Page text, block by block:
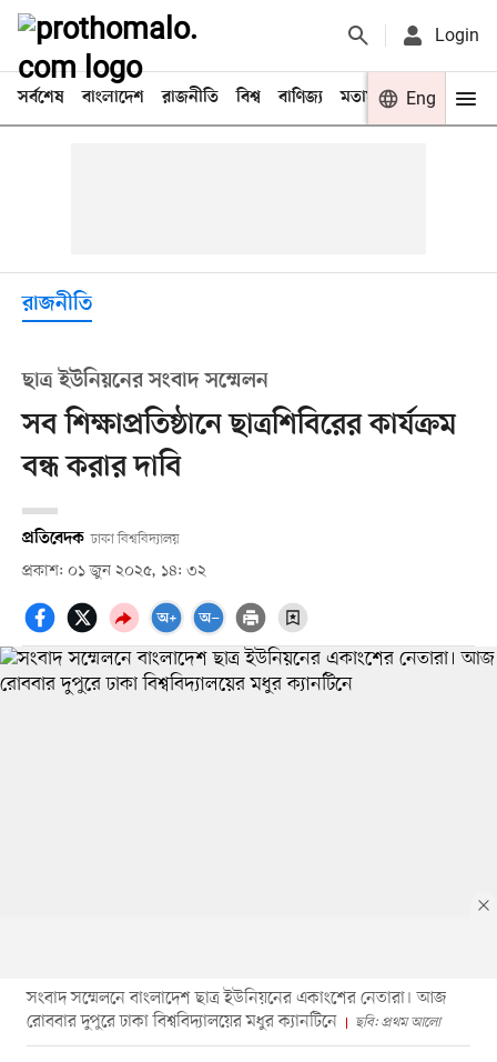
Login
সর্বশেষ বাংলাদেশ রাজনীতি বিশ্ব বাণিজ্য মতামত খেলা
Eng
রাজনীতি
ছাত্র ইউনিয়নের সংবাদ সম্মেলন
সব শিক্ষাপ্রতিষ্ঠানে ছাত্রশিবিরের কার্যক্রম
বন্ধ করার দাবি
প্রতিবেদক ঢাকা বিশ্ববিদ্যালয়
প্রকাশ: ০১ জুন ২০২৫, ১৪: ৩২
সংবাদ সম্মেলনে বাংলাদেশ ছাত্র ইউনিয়নের একাংশের নেতারা। আজ
রোববার দুপুরে ঢাকা বিশ্ববিদ্যালয়ের মধুর ক্যানটিনে
ছবি: প্রথম আলো